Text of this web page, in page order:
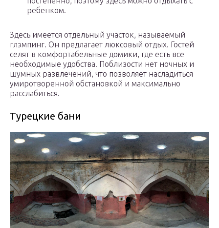
ребенком.
Здесь имеется отдельный участок, называемый
глэмпинг. Он предлагает люксовый отдых. Гостей
селят в комфортабельные домики, где есть все
необходимые удобства. Поблизости нет ночных и
шумных развлечений, что позволяет насладиться
умиротворенной обстановкой и максимально
расслабиться.
Турецкие бани